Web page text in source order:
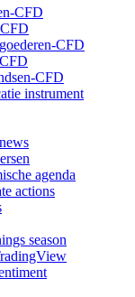
CFD
CFD
CFD
instrument
agenda
actions
season